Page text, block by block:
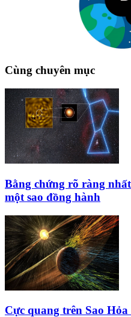
Cùng chuyên mục
Bằng chứng rõ ràng nhất
một sao đồng hành
Cực quang trên Sao